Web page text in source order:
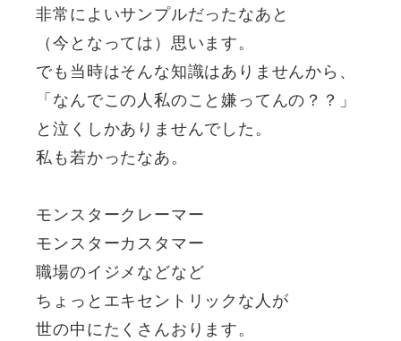
非常によいサンプルだったなあと
（今となっては）思います。
でも当時はそんな知識はありませんから、
「なんでこの人私のこと嫌ってんの？？」
と泣くしかありませんでした。
私も若かったなあ。
モンスタークレーマー
モンスターカスタマー
職場のイジメなどなど
ちょっとエキセントリックな人が
世の中にたくさんおります。